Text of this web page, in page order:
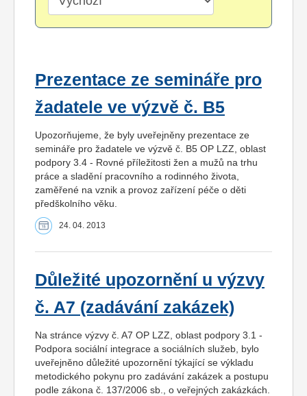
Prezentace ze semináře pro
žadatele ve výzvě č. B5
Upozorňujeme, že byly uveřejněny prezentace ze
semináře pro žadatele ve výzvě č. B5 OP LZZ, oblast
podpory 3.4 - Rovné příležitosti žen a mužů na trhu
práce a sladění pracovního a rodinného života,
zaměřené na vznik a provoz zařízení péče o děti
předškolního věku.
24. 04. 2013
Důležité upozornění u výzvy
č. A7 (zadávání zakázek)
Na stránce výzvy č. A7 OP LZZ, oblast podpory 3.1 -
Podpora sociální integrace a sociálních služeb, bylo
uveřejněno důležité upozornění týkající se výkladu
metodického pokynu pro zadávání zakázek a postupu
podle zákona č. 137/2006 sb., o veřejných zakázkách.